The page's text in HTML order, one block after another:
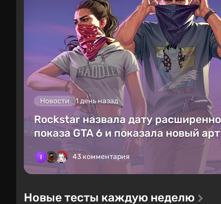
Новости 1 день назад
Rockstar назвала дату
показа GTA 6 и показала новый арт
43 комментария
Новые тесты каждую неделю